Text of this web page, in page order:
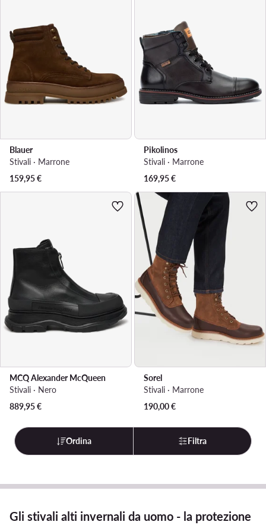
Blauer
Stivali · Marrone
159,95€
Pikolinos
Stivali · Marrone
169,95€
MCQ Alexander McQueen
Stivali · Nero
889,95€
Sorel
Stivali · Marrone
190,00€
Ordina Filtra
Gli stivali alti invernali da uomo - la protezione